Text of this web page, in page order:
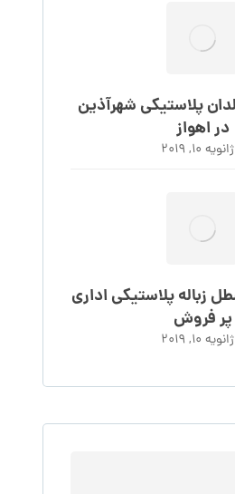
پلاستیکی شهرآذین
در اهواز
ژانویه 10, 2019
زباله پلاستیکی اداری
پر فروش
ژانویه 10, 2019